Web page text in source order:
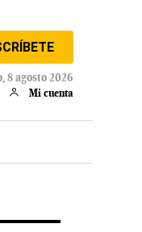
8 agosto 2026
Mi cuenta